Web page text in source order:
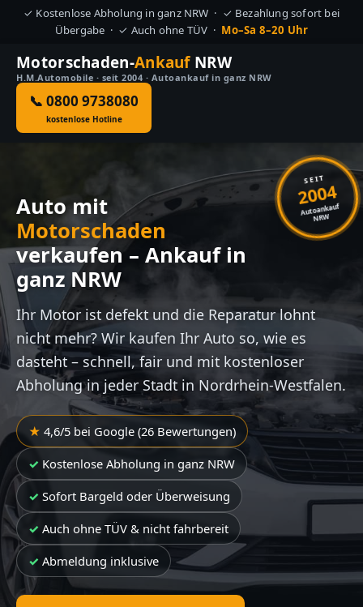
✓ Kostenlose Abholung in ganz NRW · ✓ Bezahlung sofort bei
Übergabe · ✓ Auch ohne TÜV · Mo–Sa 8–20 Uhr
Motorschaden-AnkaufNRW
H.M.Automobile · seit 2004 · Autoankauf in ganz NRW
📞 0800 9738080
kostenlose Hotline
SEIT
2004
Autoankauf
NRW
Auto mit
Motorschaden
verkaufen – Ankauf in
ganz NRW
Ihr Motor ist defekt und die Reparatur lohnt
nicht mehr? Wir kaufen Ihr Auto so, wie es
dasteht – schnell, fair und mit kostenloser
Abholung in jeder Stadt in Nordrhein-Westfalen.
4,6/5 bei Google (26 Bewertungen)
Kostenlose Abholung in ganz NRW
Sofort Bargeld oder Überweisung
Auch ohne TÜV & nicht fahrbereit
Abmeldung inklusive